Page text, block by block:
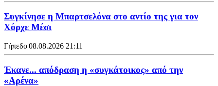
Συγκίνησε η Μπαρτσελόνα στο αντίο της για τον
Χόρχε Μέσι
Γήπεδο|08.08.2026 21:11
Έκανε... απόδραση η «συγκάτοικος» από την
«Αρένα»